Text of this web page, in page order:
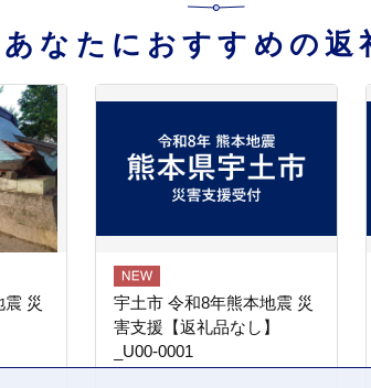
あなたにおすすめの返
震 災
宇土市 令和8年熊本地震 災
害支援【返礼品なし】
_U00-0001